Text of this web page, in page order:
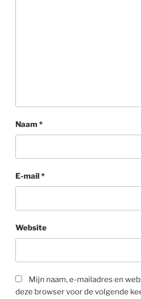
Naam*
E-mail *
Website
Mijn naam, e-mailadres en
deze browser voor de volgende